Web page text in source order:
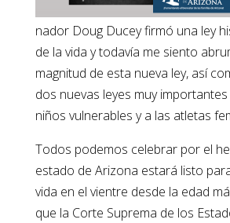
nador Doug Ducey firmó una ley
de la vida y todavía me siento
magnitud de esta nueva ley, así
dos nuevas leyes muy
niños vulnerables y a las atletas
Todos podemos celebrar por el
estado de Arizona estará listo
vida en el vientre desde la edad
que la Corte Suprema de los